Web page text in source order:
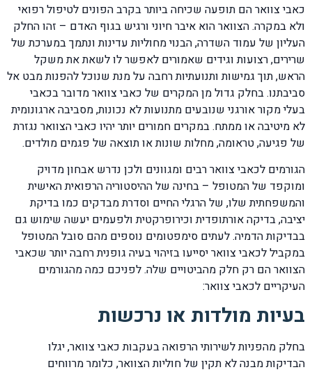
כאבי צוואר הם תופעה שכיחה ביותר בקרב הפונים לטיפול רפואי
ולא במקרה. הצוואר הוא איבר חיוני ורגיש בגוף האדם – זהו החלק
העליון של עמוד השדרה, הבנוי מחוליות עדינות ונתמך במערכת של
שרירים, רצועות וגידים שאמורים לאפשר לו לשאת את משקל
הראש, תוך גמישות ותנועתיות רחבה על מנת שנוכל להפנות מבט אל
סביבתנו. בחלק גדול מן המקרים של כאבי צוואר מדובר בכאבי
בעלי מקור אורגני שנובעים מתנועות לא נכונות, מסביבה ארגונומית
לא מיטיבה או ממתח. במקרים חמורים יותר יהיו כאבי הצוואר נגזרת
של פגיעה, טראומה, מחלות שונות או תוצאה של פגמים מולדים.
הגורמים לכאבי צוואר רבים ומגוונים ולכן נדרש אבחון מדויק
ומוקפד של המטופל – בחינה של ההיסטוריה הרפואית האישית
והמשפחתית שלו, של הרגלי החיים וסדרת מבדקים כמו בדיקת
יציבה, בדיקה אורתופדית וכירופרקטית ולפעמים יעשה שימוש גם
בבדיקות הדמיה. לעתים סימפטומים נוספים מהם סובל המטופל
במקביל לכאבי צוואר יסייעו בזיהוי בעיה גופנית רחבה יותר שכאבי
הצוואר הם רק חלק מהביטויים שלה. לפניכם כמה מהגורמים
העיקריים לכאבי צוואר:
בעיות מולדות או נרכשות
בחלק מהפניות לשירותי הרפואה בעקבות כאבי צוואר, יגלו
הבדיקות מבנה לא תקין של חוליות הצוואר, כלומר מרווחים